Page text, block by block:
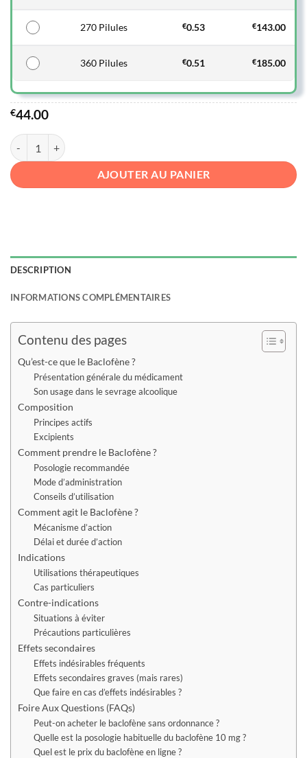
270 Pilules €0.53 €143.00
360 Pilules €0.51 €185.00
€44.00
quantité de Baclofène
AJOUTER AU PANIER
DESCRIPTION
INFORMATIONS COMPLÉMENTAIRES
Contenu des pages
Qu’est-ce que le Baclofène ?
Présentation générale du médicament
Son usage dans le sevrage alcoolique
Composition
Principes actifs
Excipients
Comment prendre le Baclofène ?
Posologie recommandée
Mode d’administration
Conseils d’utilisation
Comment agit le Baclofène ?
Mécanisme d’action
Délai et durée d’action
Indications
Utilisations thérapeutiques
Cas particuliers
Contre-indications
Situations à éviter
Précautions particulières
Effets secondaires
Effets indésirables fréquents
Effets secondaires graves (mais rares)
Que faire en cas d’effets indésirables ?
Foire Aux Questions (FAQs)
Peut-on acheter le baclofène sans ordonnance ?
Quelle est la posologie habituelle du baclofène 10 mg ?
Quel est le prix du baclofène en ligne ?